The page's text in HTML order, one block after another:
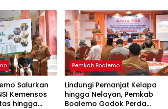
Salurkan
Kemensos
hingga
Pemkab Boalemo
Lindungi Pemanjat Kelapa
hingga Nelayan, Pemkab
Boalemo Godok Perda